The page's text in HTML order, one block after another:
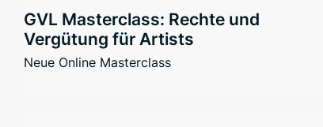
GVL Masterclass: Rechte und
Vergütung für Artists
Neue Online Masterclass